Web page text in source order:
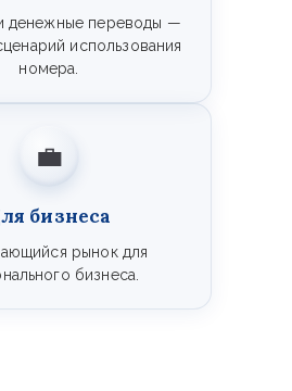
денежные переводы —
использования
номера.
💼
бизнеса
рынок для
бизнеса.